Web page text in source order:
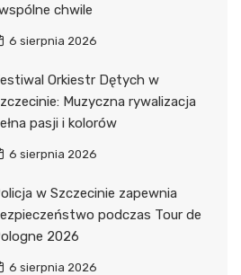
chwile
6 sierpnia 2026
Orkiestr Dętych w
Muzyczna rywalizacja
pasji i kolorów
6 sierpnia 2026
w Szczecinie zapewnia
podczas Tour de
2026
6 sierpnia 2026